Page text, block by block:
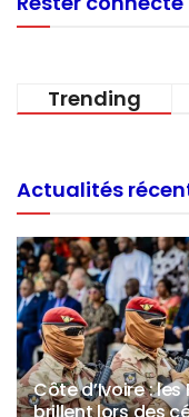
Trending
Actualités
Côte d’Ivoire :
brillent lors des